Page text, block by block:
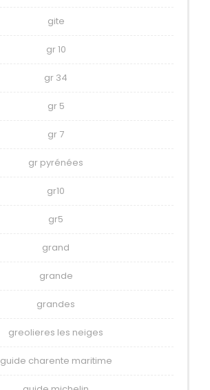
gite
gr 10
gr 34
gr 5
gr 7
gr pyrénées
gr10
gr5
grand
grande
grandes
greolieres les neiges
guide charente maritime